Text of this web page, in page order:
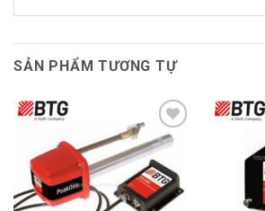
SẢN PHẨM TƯƠNG TỰ
Thêm vào
SP ưa thích